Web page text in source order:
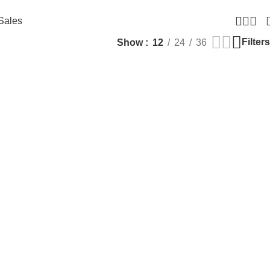
Show 12 24 36 Filters